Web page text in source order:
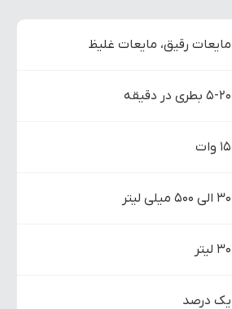
مایعات رقیق، مایعات غلیظ
5-20 بطری در دقیقه
15 وات
30 الی 500 میلی لیتر
30 لیتر
یک درصد